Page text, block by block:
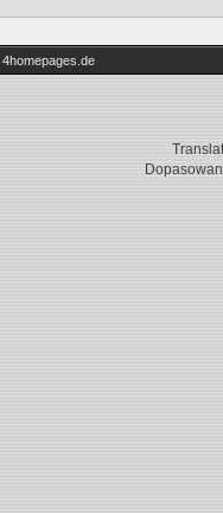
4homepages.de